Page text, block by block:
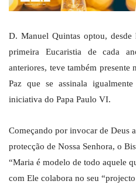
D. Manuel Quintas optou,
primeira Eucaristia de cada
anteriores, teve também
Paz que se assinala
iniciativa do Papa Paulo VI.
Começando por invocar de Deus
protecção de Nossa Senhora, o
“Maria é modelo de todo aquele
com Ele colabora no seu